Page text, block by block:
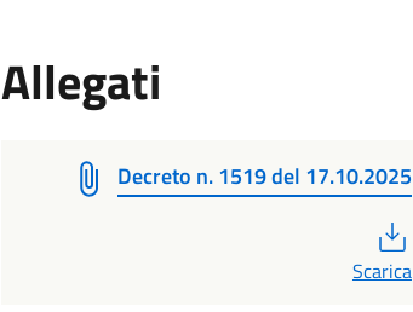
Allegati
Decreto n. 1519 del 17.10.2025
Scarica